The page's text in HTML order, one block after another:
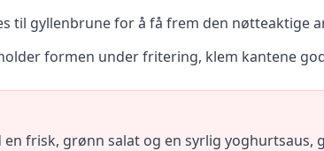
til gyllenbrune for å få frem den nøtteaktige
formen under fritering, klem kantene
frisk, grønn salat og en syrlig